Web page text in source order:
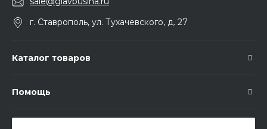
г. Ставрополь, ул. Тухачевского, д. 27
Каталог товаров
Помощь